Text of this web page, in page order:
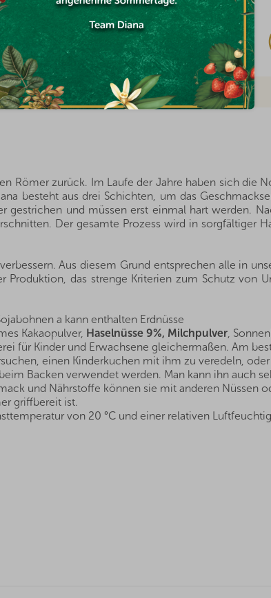
€10,04
Römer zurück. Im Laufe der Jahre haben sich die
besteht aus drei Schichten, um das
gestrichen und müssen erst einmal hart werden.
Der gesamte Prozess wird in sorgfältiger
Aus diesem Grund entsprechen alle in
Produktion, das strenge Kriterien zum Schutz von
a kann enthalten Erdnüsse
Kakaopulver, Haselnüsse 9%, Milchpulver ,
für Kinder und Erwachsene gleichermaßen. Am
einen Kinderkuchen mit ihm zu veredeln,
Backen verwendet werden. Man kann ihn auch
und Nährstoffe können sie mit anderen Nüssen
griffbereit ist.
von 20 °C und einer relativen